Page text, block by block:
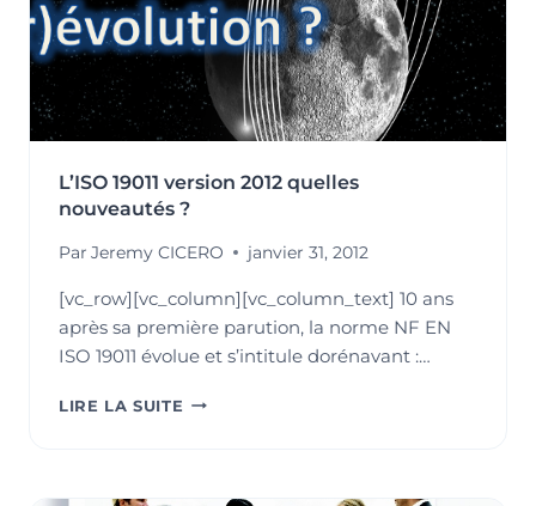
PERFORMANCE
POUR
VOTRE
ENTREPRISE
L’ISO 19011 version 2012 quelles
nouveautés ?
Par Jeremy CICERO janvier 31, 2012
[vc_row][vc_column][vc_column_text] 10 ans
après sa première parution, la norme NF EN
ISO 19011 évolue et s’intitule dorénavant :…
LIRE LA SUITE L’ISO
QUELLES